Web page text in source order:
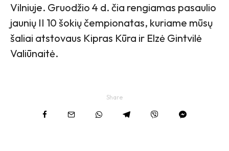
Vilniuje. Gruodžio 4 d. čia rengiamas pasaulio
jaunių II 10 šokių čempionatas, kuriame mūsų
šaliai atstovaus Kipras Kūra ir Elzė Gintvilė
Valiūnaitė.
Share